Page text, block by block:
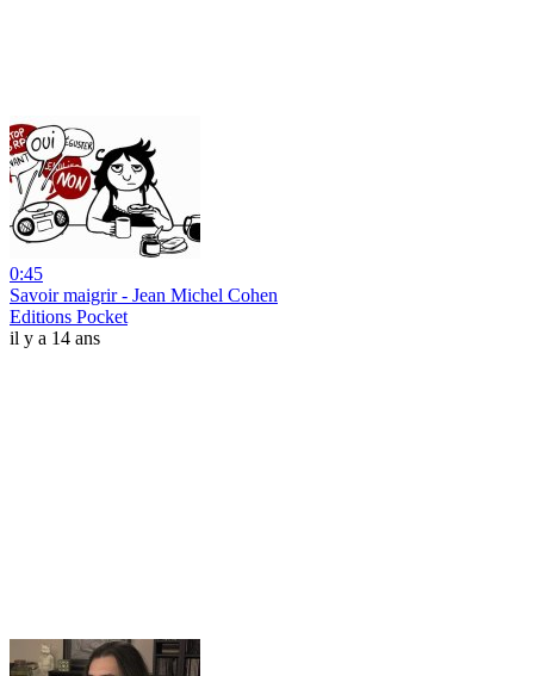
0:45
Savoir maigrir - Jean Michel Cohen
Editions Pocket
il y a 14 ans